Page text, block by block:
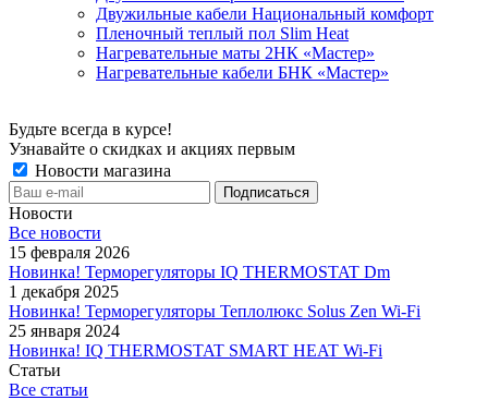
Двужильные кабели Национальный комфорт
Пленочный теплый пол Slim Heat
Нагревательные маты 2НК «Мастер»
Нагревательные кабели БНК «Мастер»
Будьте всегда в курсе!
Узнавайте о скидках и акциях первым
Новости магазина
Новости
Все новости
15 февраля 2026
Новинка! Терморегуляторы IQ THERMOSTAT Dm
1 декабря 2025
Новинка! Терморегуляторы Теплолюкс Solus Zen Wi-Fi
25 января 2024
Новинка! IQ THERMOSTAT SMART HEAT Wi-Fi
Статьи
Все статьи